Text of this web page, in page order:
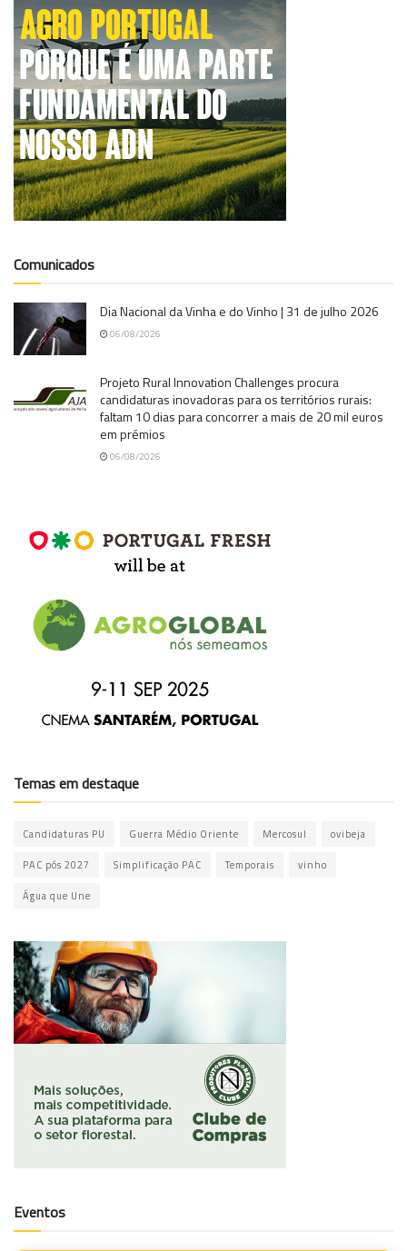
Comunicados
Dia Nacional da Vinha e do Vinho | 31 de julho 2026
06/08/2026
Projeto Rural Innovation Challenges procura
candidaturas inovadoras para os territórios rurais:
faltam 10 dias para concorrer a mais de 20 mil euros
em prémios
06/08/2026
Temas em destaque
Candidaturas PU Guerra Médio Oriente Mercosul ovibeja
PAC pós 2027 Simplificação PAC Temporais vinho
Água que Une
Eventos